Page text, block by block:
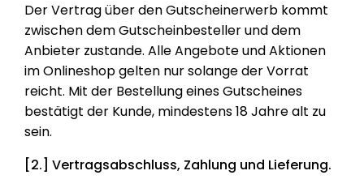
Der Vertrag über den Gutscheinerwerb kommt
zwischen dem Gutscheinbesteller und dem
Anbieter zustande. Alle Angebote und Aktionen
im Onlineshop gelten nur solange der Vorrat
reicht. Mit der Bestellung eines Gutscheines
bestätigt der Kunde, mindestens 18 Jahre alt zu
sein.
[2.] Vertragsabschluss, Zahlung und Lieferung.